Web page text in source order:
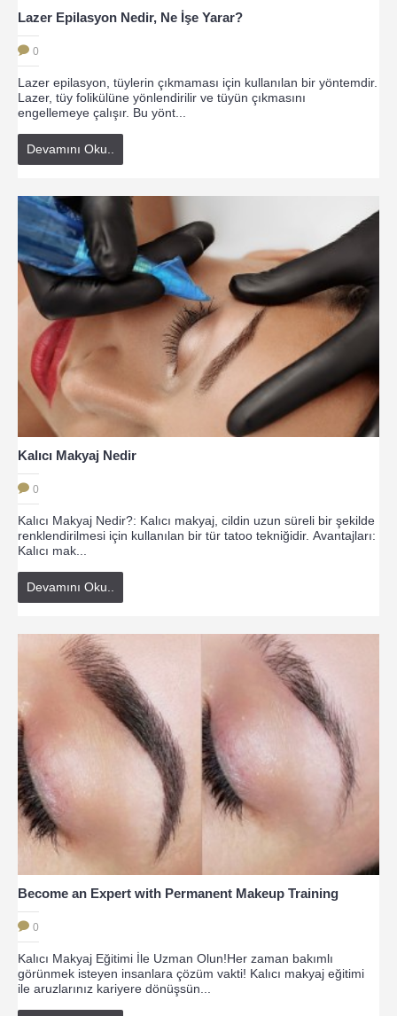
Lazer Epilasyon Nedir, Ne İşe Yarar?
0
Lazer epilasyon, tüylerin çıkmaması için kullanılan bir yöntemdir.
Lazer, tüy folikülüne yönlendirilir ve tüyün çıkmasını
engellemeye çalışır. Bu yönt...
Devamını Oku..
Kalıcı Makyaj Nedir
0
Kalıcı Makyaj Nedir?: Kalıcı makyaj, cildin uzun süreli bir şekilde
renklendirilmesi için kullanılan bir tür tatoo tekniğidir. Avantajları:
Kalıcı mak...
Devamını Oku..
Become an Expert with Permanent Makeup Training
0
Kalıcı Makyaj Eğitimi İle Uzman Olun!Her zaman bakımlı
görünmek isteyen insanlara çözüm vakti! Kalıcı makyaj eğitimi
ile aruzlarınız kariyere dönüşsün...